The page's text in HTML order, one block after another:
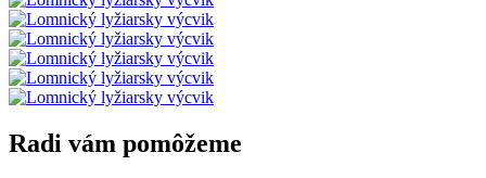
Radi vám pomôžeme